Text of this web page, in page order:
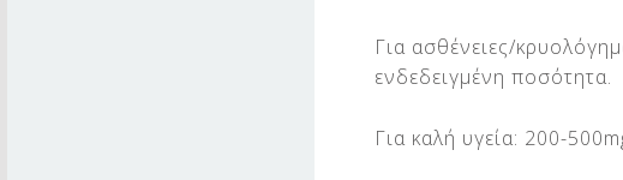
Για ασθένειες/
ενδεδειγμένη ποσότητα.
Για καλή υγεία: 200-